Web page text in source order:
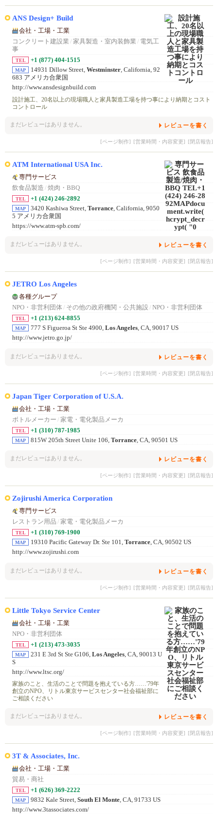
ANS Design+ Build
会社・工場・工業
コンクリート建設業 / 家具製造・室内装飾業 / 電気工
事
TEL +1 (877) 404-1515
MAP 14931 Dillow Street, Westminster, California, 92
683 アメリカ合衆国
http://www.ansdesignbuild.com
設計施工、20名以上の現場職人と家具製造工場を持つ事により納期とコスト
コントロール
まだレビューはありません。 レビューを書く
[ページ制作] [営業時間・内容変更] [閉店報告]
ATM International USA Inc.
専門サービス
飲食品製造 / 焼肉・BBQ
TEL +1 (424) 246-2892
MAP 3420 Kashiwa Street, Torrance, California, 9050
5 アメリカ合衆国
https://www.atm-spb.com/
まだレビューはありません。 レビューを書く
[ページ制作] [営業時間・内容変更] [閉店報告]
JETRO Los Angeles
各種グループ
NPO・非営利団体 / その他の政府機関・公共施設 / NPO・非営利団体
TEL +1 (213) 624-8855
MAP 777 S Figueroa St Ste 4900, Los Angeles, CA, 90017 US
http://www.jetro.go.jp/
まだレビューはありません。 レビューを書く
[ページ制作] [営業時間・内容変更] [閉店報告]
Japan Tiger Corporation of U.S.A.
会社・工場・工業
ボトルメーカー / 家電・電化製品メーカ
TEL +1 (310) 787-1985
MAP 815W 205th Street Unite 106, Torrance, CA, 90501 US
まだレビューはありません。 レビューを書く
[ページ制作] [営業時間・内容変更] [閉店報告]
Zojirushi America Corporation
専門サービス
レストラン用品 / 家電・電化製品メーカ
TEL +1 (310) 769-1900
MAP 19310 Pacific Gateway Dr. Ste 101, Torrance, CA, 90502 US
http://www.zojirushi.com
まだレビューはありません。 レビューを書く
[ページ制作] [営業時間・内容変更] [閉店報告]
Little Tokyo Service Center
会社・工場・工業
NPO・非営利団体
TEL +1 (213) 473-3035
MAP 231 E 3rd St Ste G106, Los Angeles , CA, 90013 U
S
http://www.ltsc.org/
家族のこと、生活のことで問題を抱えている方……'79年
創立のNPO、リトル東京サービスセンター社会福祉部に
ご相談ください
まだレビューはありません。 レビューを書く
[ページ制作] [営業時間・内容変更] [閉店報告]
3T & Associates, Inc.
会社・工場・工業
貿易・商社
TEL +1 (626) 369-2222
MAP 9832 Kale Street, South El Monte, CA, 91733 US
http://www.3tassociates.com/